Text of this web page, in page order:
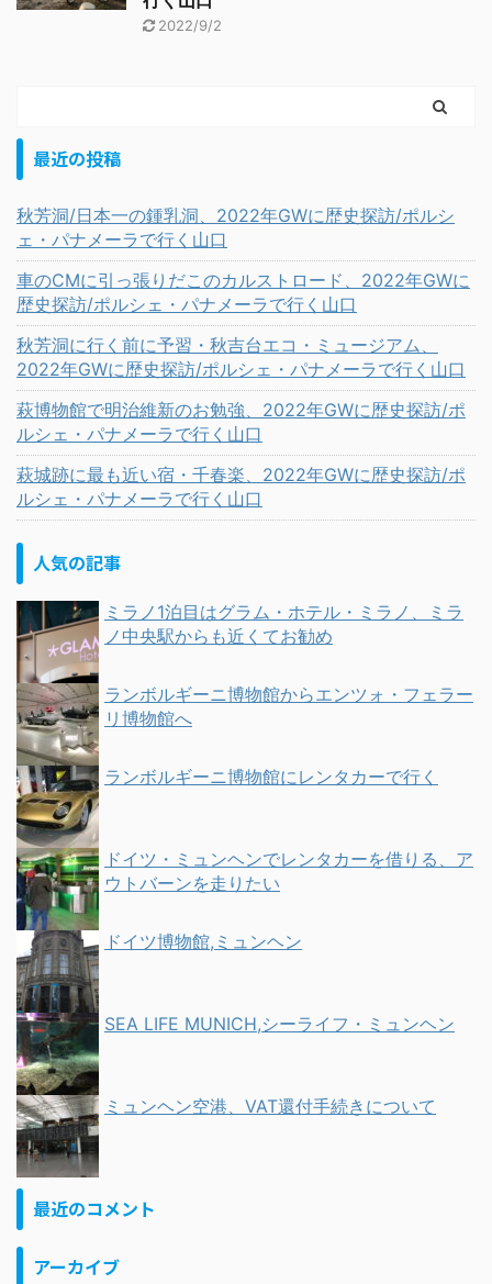
2022/9/2
最近の投稿
秋芳洞/日本一の鍾乳洞、2022年GWに歴史探訪/ポルシ
ェ・パナメーラで行く山口
車のCMに引っ張りだこのカルストロード、2022年GWに
歴史探訪/ポルシェ・パナメーラで行く山口
秋芳洞に行く前に予習・秋吉台エコ・ミュージアム、
2022年GWに歴史探訪/ポルシェ・パナメーラで行く山口
萩博物館で明治維新のお勉強、2022年GWに歴史探訪/ポ
ルシェ・パナメーラで行く山口
萩城跡に最も近い宿・千春楽、2022年GWに歴史探訪/ポ
ルシェ・パナメーラで行く山口
人気の記事
ミラノ1泊目はグラム・ホテル・ミラノ、ミラ
ノ中央駅からも近くてお勧め
ランボルギーニ博物館からエンツォ・フェラー
リ博物館へ
ランボルギーニ博物館にレンタカーで行く
ドイツ・ミュンヘンでレンタカーを借りる、ア
ウトバーンを走りたい
ドイツ博物館,ミュンヘン
SEA LIFE MUNICH,シーライフ・ミュンヘン
ミュンヘン空港、VAT還付手続きについて
最近のコメント
アーカイブ